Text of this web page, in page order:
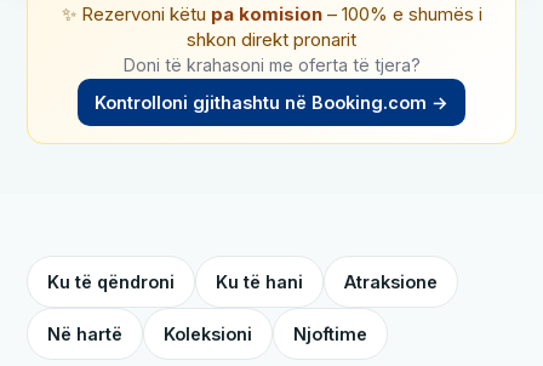
✨ Rezervoni këtu pa komision– 100% e shumës i
shkon direkt pronarit
Doni të krahasoni me oferta të tjera?
Kontrolloni gjithashtu në Booking.com →
Ku të qëndroni Ku të hani Atraksione
Në hartë Koleksioni Njoftime